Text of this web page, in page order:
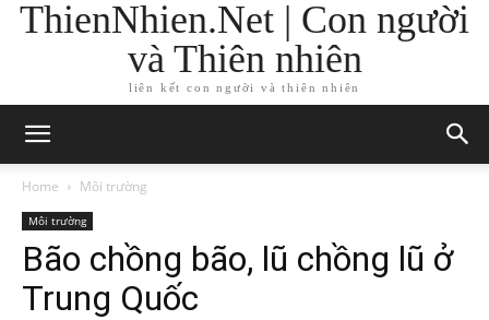
ThienNhien.Net | Con người
và Thiên nhiên
liên kết con người và thiên nhiên
Home Môi trường
Môi trường
Bão chồng bão, lũ chồng lũ ở
Trung Quốc